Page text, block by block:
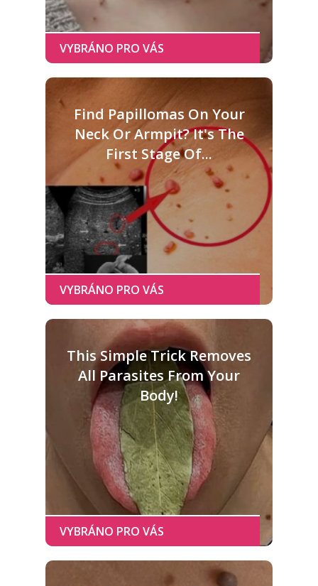
Find Papillomas On Your
Neck Or Armpit? It's The
First Stage Of...
This Simple Trick Removes
All Parasites From Your
Body!